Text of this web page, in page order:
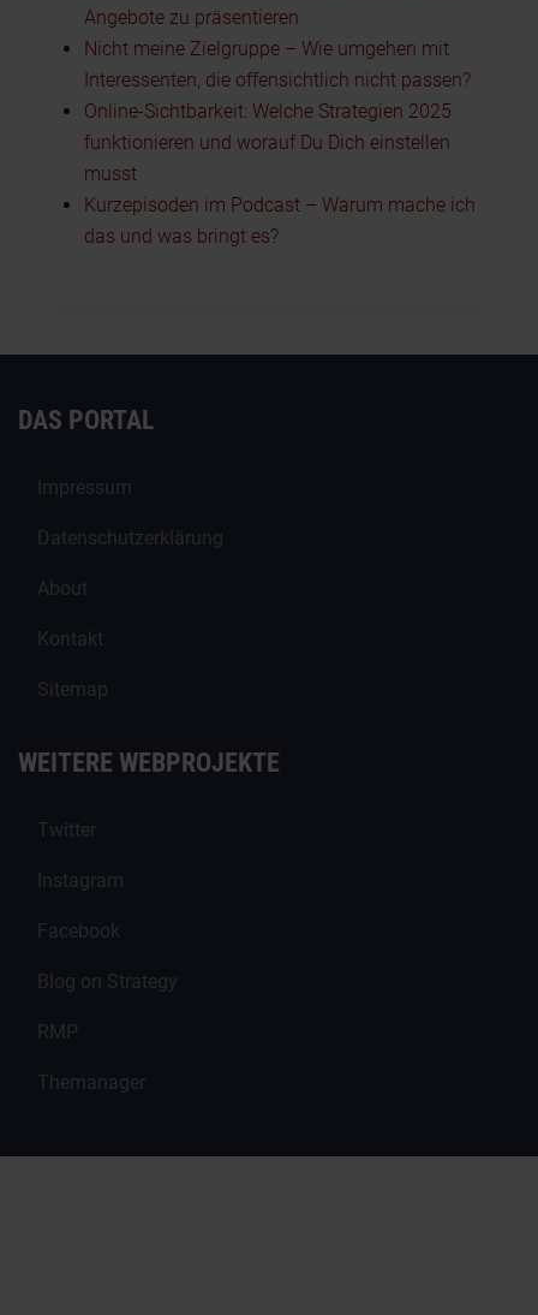
Angebote zu präsentieren
Nicht meine Zielgruppe – Wie umgehen mit
Interessenten, die offensichtlich nicht passen?
Online-Sichtbarkeit: Welche Strategien 2025
funktionieren und worauf Du Dich einstellen
musst
Kurzepisoden im Podcast – Warum mache ich
das und was bringt es?
DAS PORTAL
Impressum
Datenschutzerklärung
About
Kontakt
Sitemap
WEITERE WEBPROJEKTE
Twitter
Instagram
Facebook
Blog on Strategy
RMP
Themanager